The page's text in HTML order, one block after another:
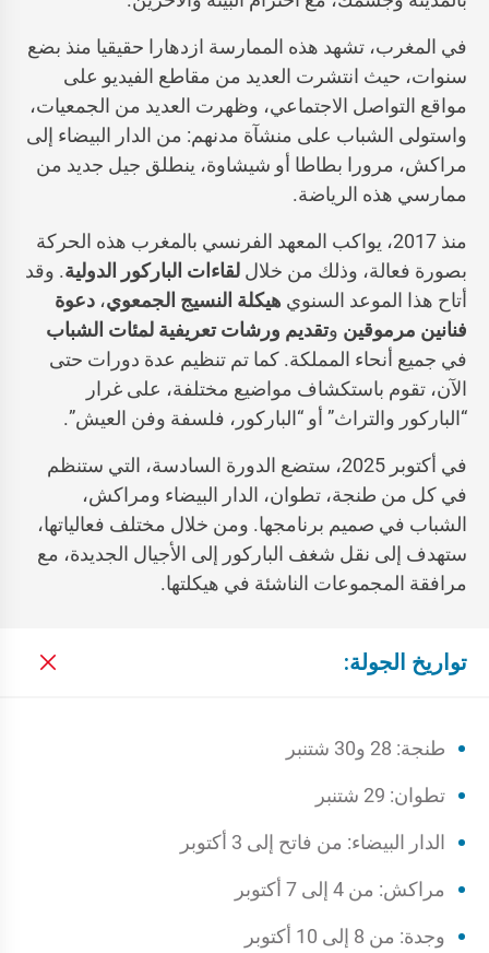
في المغرب، تشهد هذه الممارسة ازدهارا حقيقيا منذ بضع
سنوات، حيث انتشرت العديد من مقاطع الفيديو على
مواقع التواصل الاجتماعي، وظهرت العديد من الجمعيات،
واستولى الشباب على منشآة مدنهم: من الدار البيضاء إلى
مراكش، مرورا بطاطا أو شيشاوة، ينطلق جيل جديد من
ممارسي هذه الرياضة.
منذ 2017، يواكب المعهد الفرنسي بالمغرب هذه الحركة
بصورة فعالة، وذلك من خلال لقاءات الباركور الدولية. وقد
أتاح هذا الموعد السنوي هيكلة النسيج الجمعوي، دعوة
فنانين مرموقين وتقديم ورشات تعريفية لمئات الشباب
في جميع أنحاء المملكة. كما تم تنظيم عدة دورات حتى
الآن، تقوم باستكشاف مواضيع مختلفة، على غرار
“الباركور والتراث” أو “الباركور، فلسفة وفن العيش”.
في أكتوبر 2025، ستضع الدورة السادسة، التي ستنظم
في كل من طنجة، تطوان، الدار البيضاء ومراكش،
الشباب في صميم برنامجها. ومن خلال مختلف فعالياتها،
ستهدف إلى نقل شغف الباركور إلى الأجيال الجديدة، مع
مرافقة المجموعات الناشئة في هيكلتها.
تواريخ الجولة:
طنجة: 28 و30 شتنبر
تطوان: 29 شتنبر
الدار البيضاء: من فاتح إلى 3 أكتوبر
مراكش: من 4 إلى 7 أكتوبر
وجدة: من 8 إلى 10 أكتوبر